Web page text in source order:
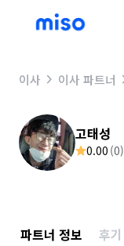
이사 이사 파트너
고태성
0.00 (0)
파트너 정보 후기